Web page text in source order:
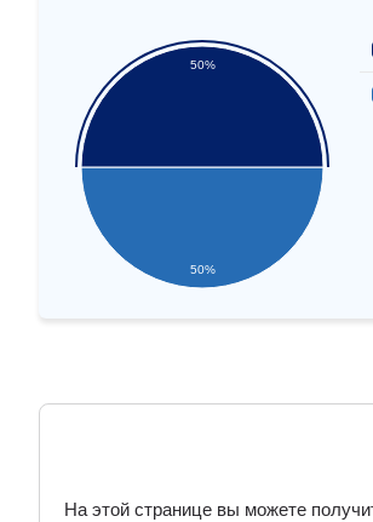
50%
50%
На этой странице вы можете